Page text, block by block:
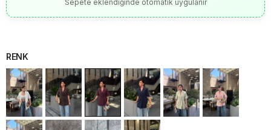
Sepete eklendiğinde otomatik uygulanır
RENK